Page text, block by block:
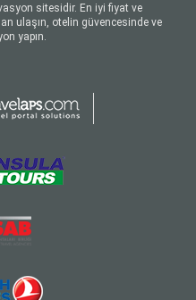
sitesidir. En iyi fiyat ve
ulaşın, otelin güvencesinde ve
yapın.